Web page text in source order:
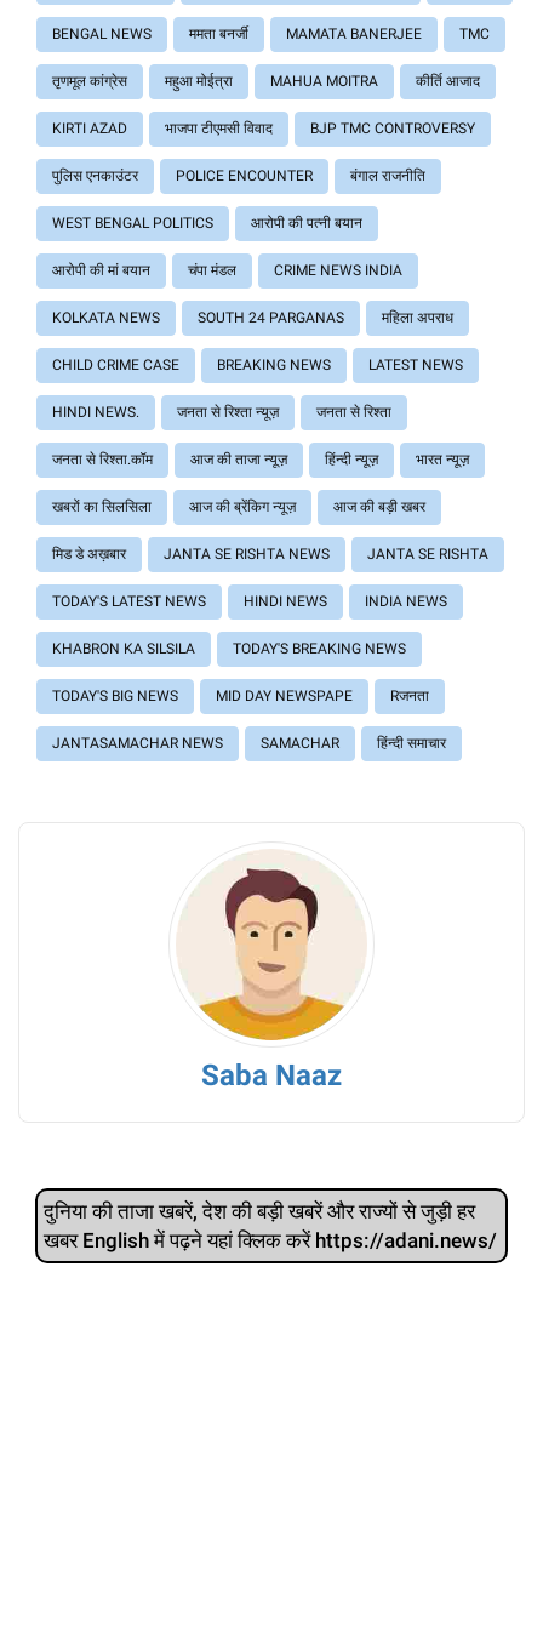
BENGAL NEWS ममता बनर्जी MAMATA BANERJEE TMC
तृणमूल कांग्रेस महुआ मोईत्रा MAHUA MOITRA कीर्ति आजाद
KIRTI AZAD भाजपा टीएमसी विवाद BJP TMC CONTROVERSY
पुलिस एनकाउंटर POLICE ENCOUNTER बंगाल राजनीति
WEST BENGAL POLITICS आरोपी की पत्नी बयान
आरोपी की मां बयान चंपा मंडल CRIME NEWS INDIA
KOLKATA NEWS SOUTH 24 PARGANAS महिला अपराध
CHILD CRIME CASE BREAKING NEWS LATEST NEWS
HINDI NEWS. जनता से रिश्ता न्यूज़ जनता से रिश्ता
जनता से रिश्ता.कॉम आज की ताजा न्यूज़ हिंन्दी न्यूज़ भारत न्यूज़
खबरों का सिलसिला आज की ब्रेंकिग न्यूज़ आज की बड़ी खबर
मिड डे अख़बार JANTA SE RISHTA NEWS JANTA SE RISHTA
TODAY'S LATEST NEWS HINDI NEWS INDIA NEWS
KHABRON KA SILSILA TODAY'S BREAKING NEWS
TODAY'S BIG NEWS MID DAY NEWSPAPE Rजनता
JANTASAMACHAR NEWS SAMACHAR हिंन्दी समाचार
Saba Naaz
दुनिया की ताजा खबरें, देश की बड़ी खबरें और राज्‍यों से जुड़ी हर
खबर English में पढ़ने यहां क्लिक करें https://adani.news/